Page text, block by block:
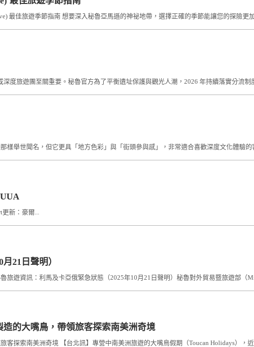
最佳旅遊季節指南 想要深入秘魯亞馬遜的神祕地帶，選擇正確的季節能讓您的探險更
度旅遊團至關重要。秘魯官方為了平衡遺址保護與觀光人潮，2026 年持續落實分流制
樣舉世聞名，但它更具「地方色彩」與「街頭參與感」，非常適合喜歡深度文化體驗的
新：豪爾...
21日聲明）
遊資訊：利馬及卡亞俄緊急狀態（2025年10月21日聲明）秘魯對外貿易暨旅遊部（
的大嘴鳥，帶領旅客探索南美洲奇境
探索南美洲奇境 【台北訊】專營中南美洲旅遊的大嘴鳥假期（Toucan Holidays），